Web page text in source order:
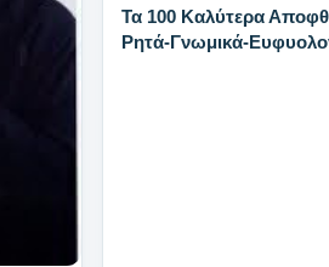
Τα 100 Καλύτερα
Ρητά-Γνωμικά-